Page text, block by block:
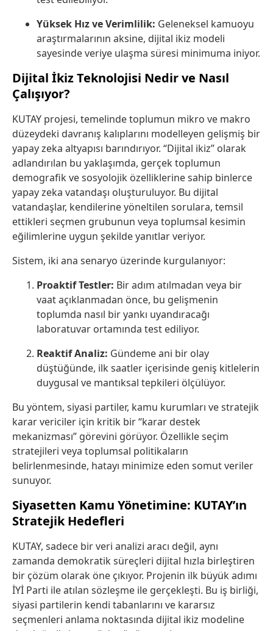
Yüksek Hız ve Verimlilik: Geleneksel kamuoyu
araştırmalarının aksine, dijital ikiz modeli
sayesinde veriye ulaşma süresi minimuma iniyor.
Dijital İkiz Teknolojisi Nedir ve Nasıl
Çalışıyor?
KUTAY projesi, temelinde toplumun mikro ve makro
düzeydeki davranış kalıplarını modelleyen gelişmiş bir
yapay zeka altyapısı barındırıyor. “Dijital ikiz” olarak
adlandırılan bu yaklaşımda, gerçek toplumun
demografik ve sosyolojik özelliklerine sahip binlerce
yapay zeka vatandaşı oluşturuluyor. Bu dijital
vatandaşlar, kendilerine yöneltilen sorulara, temsil
ettikleri seçmen grubunun veya toplumsal kesimin
eğilimlerine uygun şekilde yanıtlar veriyor.
Sistem, iki ana senaryo üzerinde kurgulanıyor:
Proaktif Testler: Bir adım atılmadan veya bir
vaat açıklanmadan önce, bu gelişmenin
toplumda nasıl bir yankı uyandıracağı
laboratuvar ortamında test ediliyor.
Reaktif Analiz: Gündeme ani bir olay
düştüğünde, ilk saatler içerisinde geniş kitlelerin
duygusal ve mantıksal tepkileri ölçülüyor.
Bu yöntem, siyasi partiler, kamu kurumları ve stratejik
karar vericiler için kritik bir “karar destek
mekanizması” görevini görüyor. Özellikle seçim
stratejileri veya toplumsal politikaların
belirlenmesinde, hatayı minimize eden somut veriler
sunuyor.
Siyasetten Kamu Yönetimine: KUTAY’ın
Stratejik Hedefleri
KUTAY, sadece bir veri analizi aracı değil, aynı
zamanda demokratik süreçleri dijital hızla birleştiren
bir çözüm olarak öne çıkıyor. Projenin ilk büyük adımı
İYİ Parti ile atılan sözleşme ile gerçekleşti. Bu iş birliği,
siyasi partilerin kendi tabanlarını ve kararsız
seçmenleri anlama noktasında dijital ikiz modeline